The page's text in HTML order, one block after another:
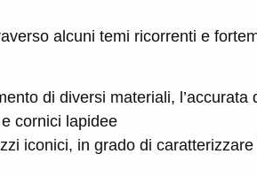
alcuni temi ricorrenti e
di diversi materiali,
cornici lapidee
iconici, in grado di